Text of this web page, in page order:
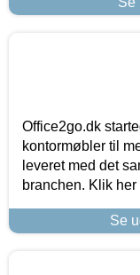
Office2go.dk
kontormøbler til
leveret med det
branchen. Klik
Se